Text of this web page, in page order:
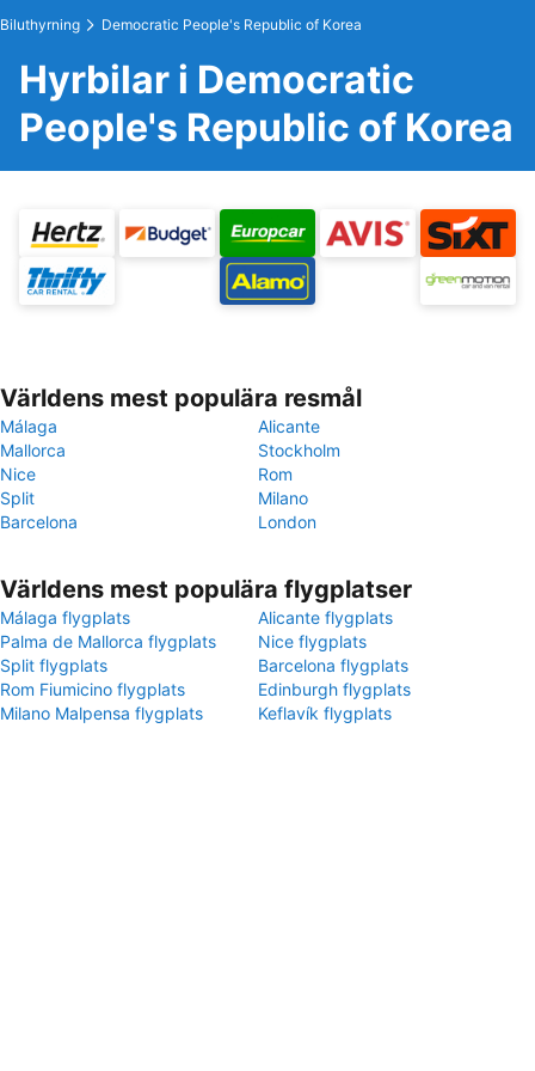
Biluthyrning Democratic People's Republic of Korea
Hyrbilar i Democratic
People's Republic of Korea
Världens mest populära resmål
Málaga
Alicante
Mallorca
Stockholm
Nice
Rom
Split
Milano
Barcelona
London
Världens mest populära flygplatser
Málaga flygplats
Alicante flygplats
Palma de Mallorca flygplats
Nice flygplats
Split flygplats
Barcelona flygplats
Rom Fiumicino flygplats
Edinburgh flygplats
Milano Malpensa flygplats
Keflavík flygplats